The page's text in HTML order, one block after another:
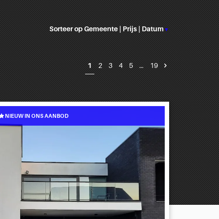
Sorteer opGemeente|Prijs|Datum▼
1 2 3 4 5 … 19
NIEUW IN ONS AANBOD